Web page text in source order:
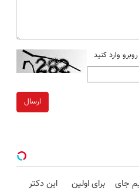
وارد کنید
ارسال
جای برای اولین این دکتر